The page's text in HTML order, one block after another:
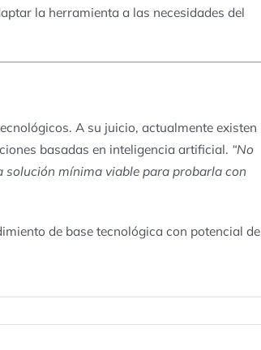
la herramienta a las necesidades del
. A su juicio, actualmente existen
basadas en inteligencia artificial. “No
mínima viable para probarla con
de base tecnológicacon potencial de